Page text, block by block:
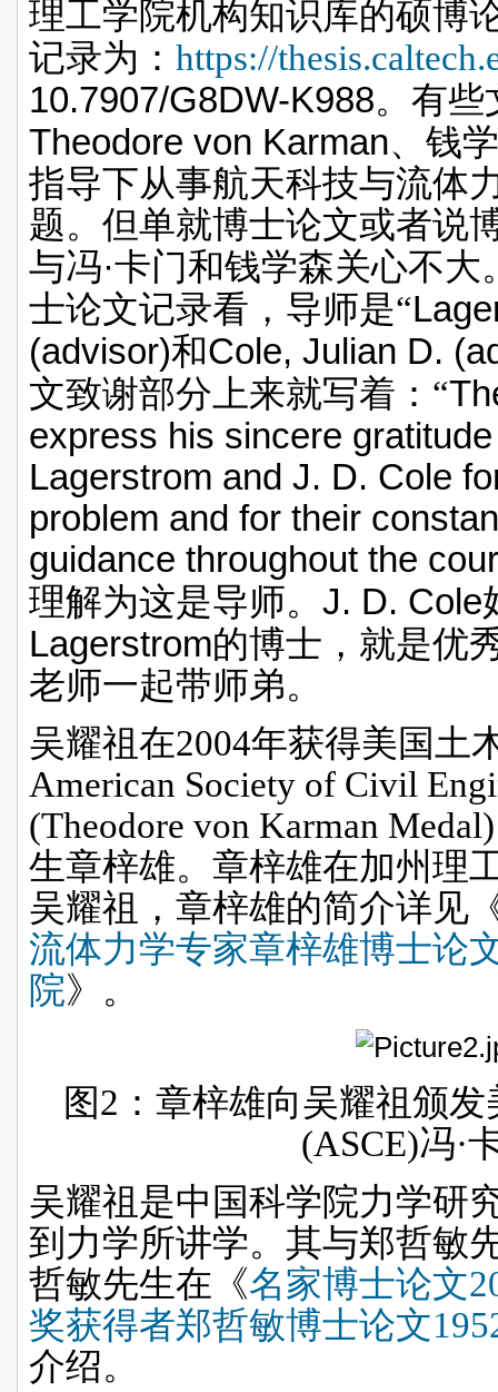
理工学院机构知识库的硕博
记录为： https://
10.7907/G8DW-K988。有些
Theodore von Karman、钱
指导下从事航天科技与流体
题。但单就博士论文或者说
与冯·卡门和钱学森关心不大
士论文记录看，导师是“
(advisor)和Cole, Julian D.
文致谢部分上来就写着：“
express his sincere
Lagerstrom and J. D. Cole
problem and for their
guidance throughout the
理解为这是导师。 J. D. Cole
Lagerstrom的博士，就是优
老师一起带师弟。
吴耀祖在2004年获得美国土
American Society of Civil
(Theodore von Karman Medal)
生章梓雄。章梓雄在加州理
吴耀祖，章梓雄的简介详见
流体力学专家章梓雄博士论
院》。
图2 ：章梓雄向吴耀祖颁
(ASCE)冯·
吴耀祖是中国科学院力学研
到力学所讲学。其与郑哲敏
哲敏先生在《名家博士论文
奖获得者郑哲敏博士论文
介绍。